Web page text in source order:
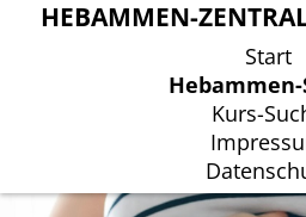
HEBAMMEN-
Start
Hebammen-
Kurs-
HEBAMMEN-
Start
Hebammen-
Kurs-